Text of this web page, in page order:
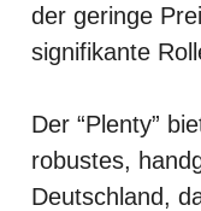
der geringe
signifikante
Der “Plenty”
robustes,
Deutschland,